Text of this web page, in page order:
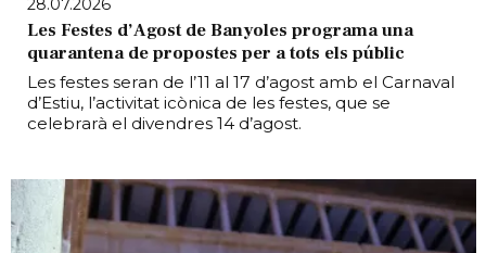
28.07.2026
Les Festes d’Agost de Banyoles programa una
quarantena de propostes per a tots els públic
Les festes seran de l’11 al 17 d’agost amb el Carnaval
d’Estiu, l’activitat icònica de les festes, que se
celebrarà el divendres 14 d’agost.